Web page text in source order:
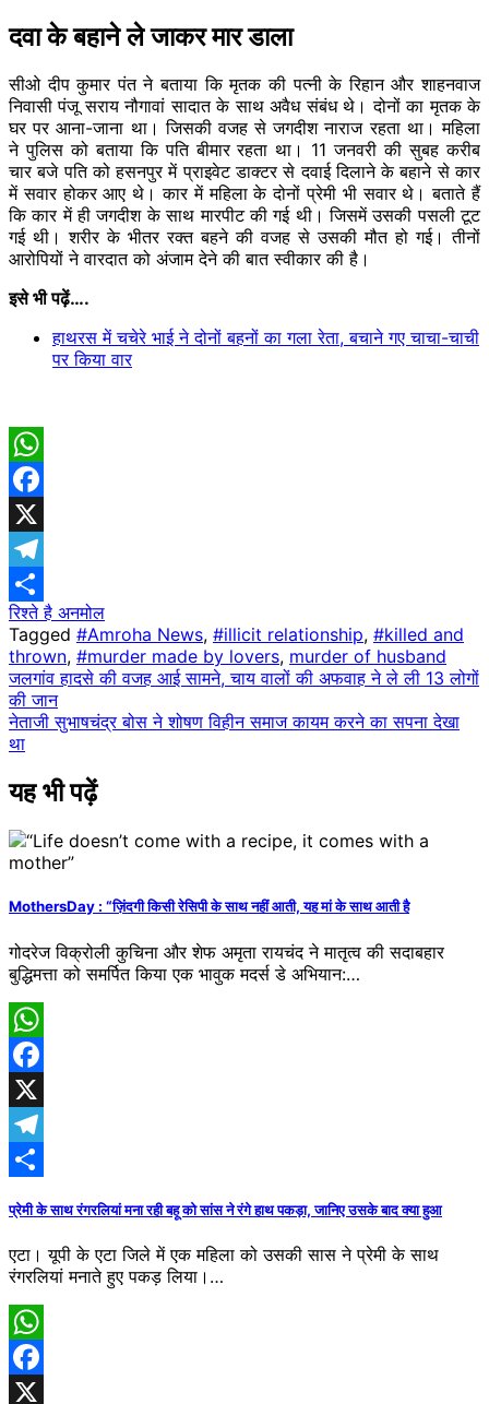
दवा के बहाने ले जाकर मार डाला
सीओ दीप कुमार पंत ने बताया कि मृतक की पत्नी के रिहान और शाहनवाज
निवासी पंजू सराय नौगावां सादात के साथ अवैध संबंध थे। दोनों का मृतक के
घर पर आना-जाना था। जिसकी वजह से जगदीश नाराज रहता था। महिला
ने पुलिस को बताया कि पति बीमार रहता था। 11 जनवरी की सुबह करीब
चार बजे पति को हसनपुर में प्राइवेट डाक्टर से दवाई दिलाने के बहाने से कार
में सवार होकर आए थे। कार में महिला के दोनों प्रेमी भी सवार थे। बताते हैं
कि कार में ही जगदीश के साथ मारपीट की गई थी। जिसमें उसकी पसली टूट
गई थी। शरीर के भीतर रक्त बहने की वजह से उसकी मौत हो गई। तीनों
आरोपियों ने वारदात को अंजाम देने की बात स्वीकार की है।
इसे भी पढ़ें….
हाथरस में चचेरे भाई ने दोनों बहनों का गला रेता, बचाने गए चाचा-चाची
पर किया वार
WhatsApp
Facebook
X
Telegram
Share
रिश्ते है अनमोल
Tagged #Amroha News, #illicit relationship, #killed and
thrown, #murder made by lovers, murder of husband
Post
navigation
जलगांव हादसे की वजह आई सामने, चाय वालों की अफवाह ने ले ली 13 लोगों
की जान
नेताजी सुभाषचंद्र बोस ने शोषण विहीन समाज कायम करने का सपना देखा
था
यह भी पढ़ें
MothersDay : “ज़िंदगी किसी रेसिपी के साथ नहीं आती, यह मां के साथ आती है
गोदरेज विक्रोली कुचिना और शेफ अमृता रायचंद ने मातृत्व की सदाबहार
बुद्धिमत्ता को समर्पित किया एक भावुक मदर्स डे अभियान:…
WhatsApp
Facebook
X
Telegram
प्रेमी के साथ रंगरलियां मना रही बहू को सांस ने रंगे हाथ पकड़ा, जानिए उसके बाद क्या हुआ
एटा। यूपी के एटा जिले में एक महिला को उसकी सास ने प्रेमी के साथ
रंगरलियां मनाते हुए पकड़ लिया।…
WhatsApp
Facebook